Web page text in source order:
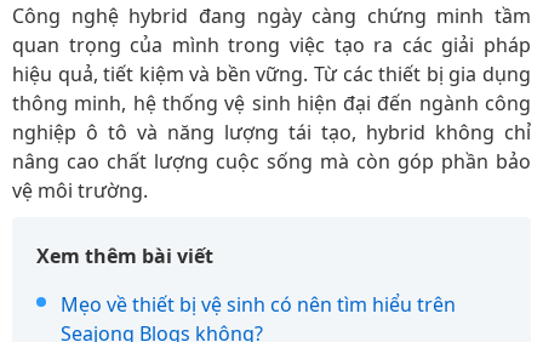
Công nghệ hybrid đang ngày càng chứng minh tầm
quan trọng của mình trong việc tạo ra các giải pháp
hiệu quả, tiết kiệm và bền vững. Từ các thiết bị gia dụng
thông minh, hệ thống vệ sinh hiện đại đến ngành công
nghiệp ô tô và năng lượng tái tạo, hybrid không chỉ
nâng cao chất lượng cuộc sống mà còn góp phần bảo
vệ môi trường.
Xem thêm bài viết
Mẹo về thiết bị vệ sinh có nên tìm hiểu trên
Seajong Blogs không?